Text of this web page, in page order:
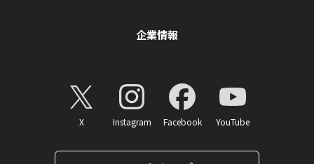
企業情報
X Instagram Facebook YouTube